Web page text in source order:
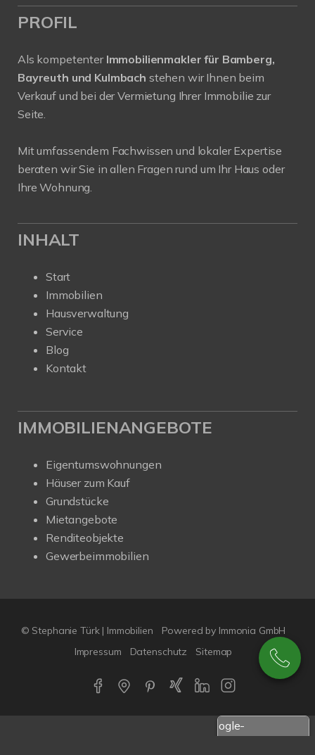
PROFIL
Als kompetenter Immobilienmakler für Bamberg,
Bayreuth und Kulmbach stehen wir Ihnen beim
Verkauf und bei der Vermietung Ihrer Immobilie zur
Seite.
Mit umfassendem Fachwissen und lokaler Expertise
beraten wir Sie in allen Fragen rund um Ihr Haus oder
Ihre Wohnung.
INHALT
Start
Immobilien
Hausverwaltung
Service
Blog
Kontakt
IMMOBILIENANGEBOTE
Eigentumswohnungen
Häuser zum Kauf
Grundstücke
Mietangebote
Renditeobjekte
Gewerbeimmobilien
© Stephanie Türk | Immobilien
Powered by Immonia GmbH
Impressum
Datenschutz Sitemap
Google-